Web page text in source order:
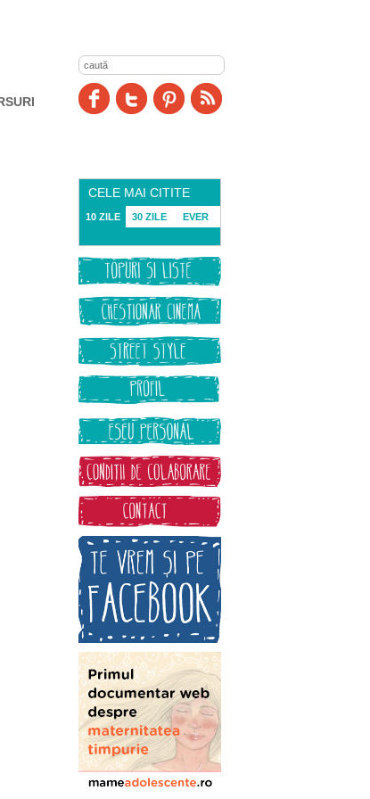
CELE MAI CITITE
10 ZILE 30 ZILE EVER